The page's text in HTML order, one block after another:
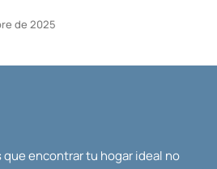
de 2025
que encontrar tu hogar ideal no